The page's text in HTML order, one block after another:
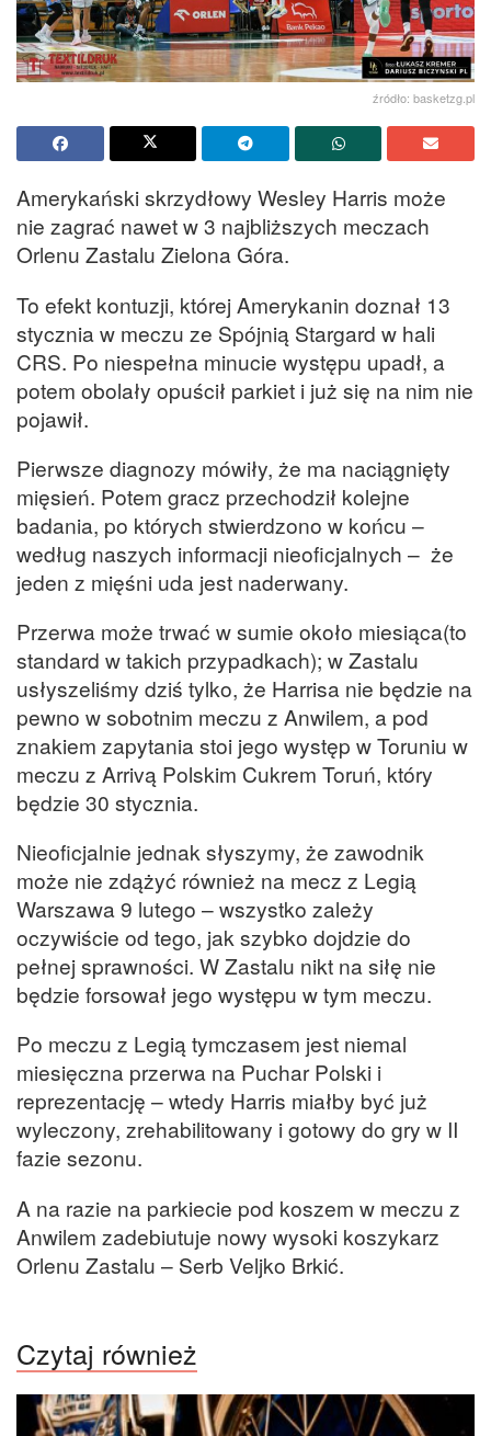
źródło: basketzg.pl
Amerykański skrzydłowy Wesley Harris może
nie zagrać nawet w 3 najbliższych meczach
Orlenu Zastalu Zielona Góra.
To efekt kontuzji, której Amerykanin doznał 13
stycznia w meczu ze Spójnią Stargard w hali
CRS. Po niespełna minucie występu upadł, a
potem obolały opuścił parkiet i już się na nim nie
pojawił.
Pierwsze diagnozy mówiły, że ma naciągnięty
mięsień. Potem gracz przechodził kolejne
badania, po których stwierdzono w końcu –
według naszych informacji nieoficjalnych – że
jeden z mięśni uda jest naderwany.
Przerwa może trwać w sumie około miesiąca(to
standard w takich przypadkach); w Zastalu
usłyszeliśmy dziś tylko, że Harrisa nie będzie na
pewno w sobotnim meczu z Anwilem, a pod
znakiem zapytania stoi jego występ w Toruniu w
meczu z Arrivą Polskim Cukrem Toruń, który
będzie 30 stycznia.
Nieoficjalnie jednak słyszymy, że zawodnik
może nie zdążyć również na mecz z Legią
Warszawa 9 lutego – wszystko zależy
oczywiście od tego, jak szybko dojdzie do
pełnej sprawności. W Zastalu nikt na siłę nie
będzie forsował jego występu w tym meczu.
Po meczu z Legią tymczasem jest niemal
miesięczna przerwa na Puchar Polski i
reprezentację – wtedy Harris miałby być już
wyleczony, zrehabilitowany i gotowy do gry w II
fazie sezonu.
A na razie na parkiecie pod koszem w meczu z
Anwilem zadebiutuje nowy wysoki koszykarz
Orlenu Zastalu – Serb Veljko Brkić.
Czytaj również